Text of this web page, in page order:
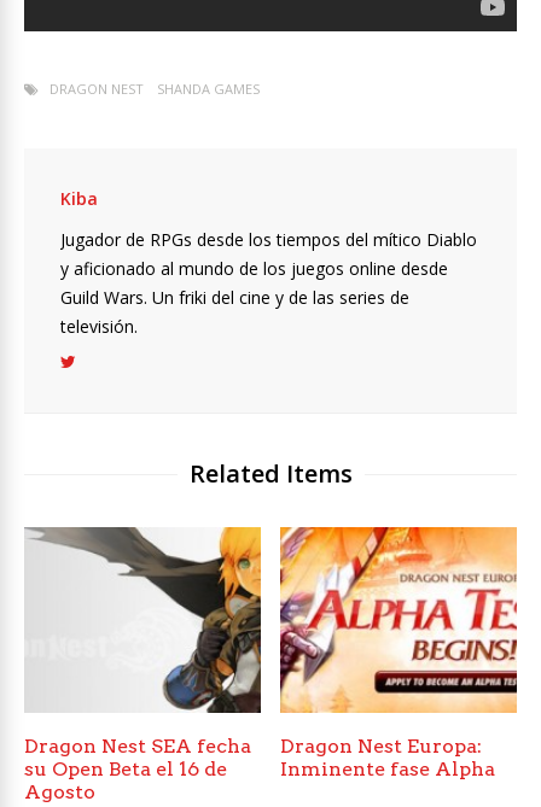
DRAGON NEST SHANDA GAMES
Kiba
Jugador de RPGs desde los tiempos del mítico Diablo
y aficionado al mundo de los juegos online desde
Guild Wars. Un friki del cine y de las series de
televisión.
Related Items
Dragon Nest SEA fecha
su Open Beta el 16 de
Agosto
Dragon Nest Europa:
Inminente fase Alpha